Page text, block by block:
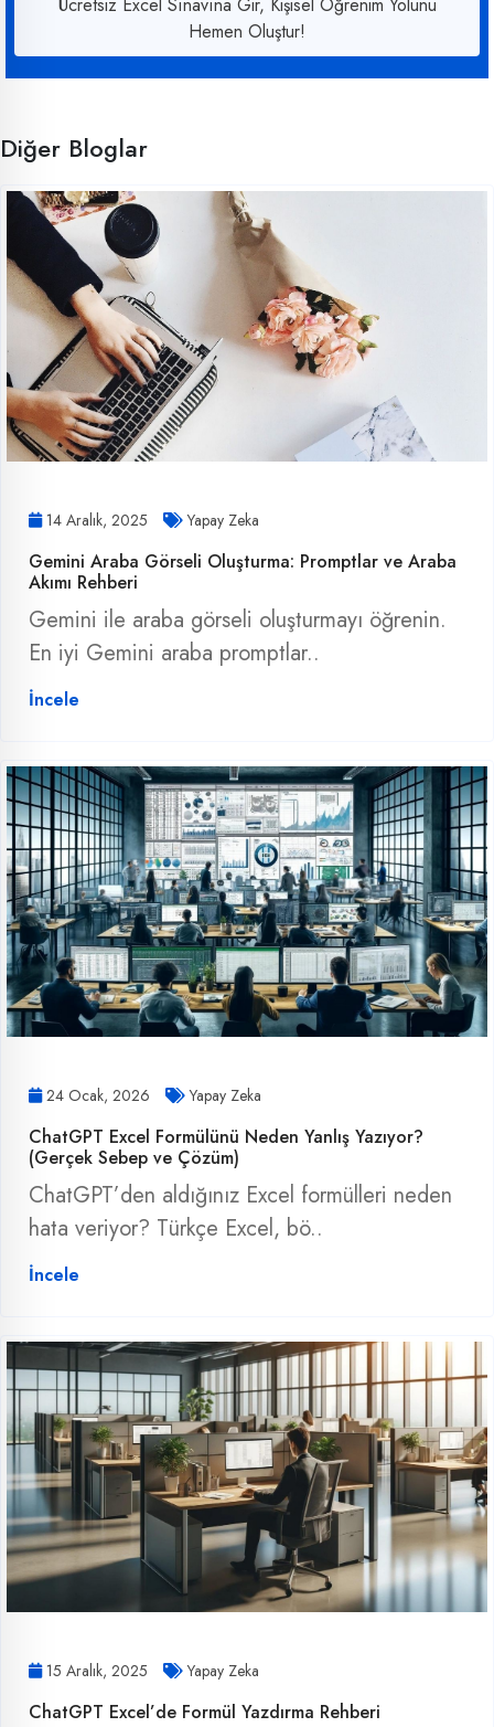
Hemen Oluştur!
Diğer Bloglar
14 Aralık, 2025 Yapay Zeka
Gemini Araba Görseli Oluşturma: Promptlar ve Araba
Akımı Rehberi
Gemini ile araba görseli oluşturmayı öğrenin.
En iyi Gemini araba promptlar..
İncele
24 Ocak, 2026 Yapay Zeka
ChatGPT Excel Formülünü Neden Yanlış Yazıyor?
(Gerçek Sebep ve Çözüm)
ChatGPT’den aldığınız Excel formülleri neden
hata veriyor? Türkçe Excel, bö..
İncele
15 Aralık, 2025 Yapay Zeka
ChatGPT Excel’de Formül Yazdırma Rehberi